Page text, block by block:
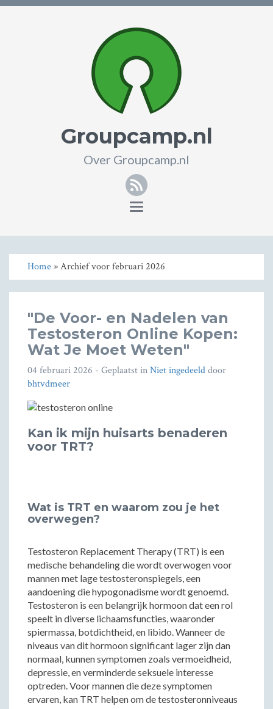
Groupcamp.nl
Over Groupcamp.nl
RSS
Toggle
Home» Archief voor februari 2026
"De Voor- en Nadelen van
Testosteron Online Kopen:
Wat Je Moet Weten"
04 februari 2026 - Geplaatst inNiet ingedeelddoor
bhtvdmeer
Kan ik mijn huisarts benaderen
voor TRT?
Wat is TRT en waarom zou je het
overwegen?
Testosteron Replacement Therapy (TRT) is een
medische behandeling die wordt overwogen voor
mannen met lage testosteronspiegels, een
aandoening die hypogonadisme wordt genoemd.
Testosteron is een belangrijk hormoon dat een rol
speelt in diverse lichaamsfuncties, waaronder
spiermassa, botdichtheid, en libido. Wanneer de
niveaus van dit hormoon significant lager zijn dan
normaal, kunnen symptomen zoals vermoeidheid,
depressie, en verminderde seksuele interesse
optreden. Voor mannen die deze symptomen
ervaren, kan TRT helpen om de testosteronniveaus